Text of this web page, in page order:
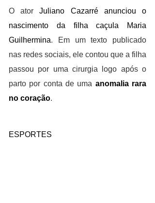
O ator Juliano Cazarré anunciou o
nascimento da filha caçula Maria
Guilhermina. Em um texto publicado
nas redes sociais, ele contou que a filha
passou por uma cirurgia logo após o
parto por conta de uma anomalia rara
no coração.
ESPORTES